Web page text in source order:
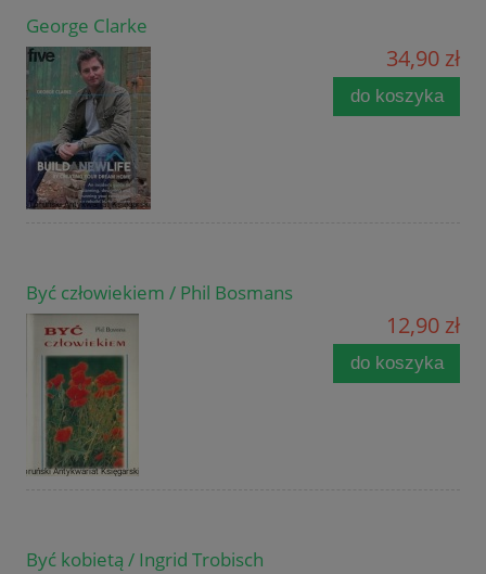
George Clarke
34,90 zł
do koszyka
Być człowiekiem / Phil Bosmans
12,90 zł
do koszyka
Być kobietą / Ingrid Trobisch